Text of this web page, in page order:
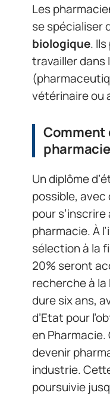
Les
se spécialiser
biologique.
travailler dans
vétérinaire ou
Un diplôme
possible,
pour
pharmacie. À
sélection à la
20% seront
recherche à
dure six ans,
d’Etat pour
en
devenir
industrie.
poursuivie